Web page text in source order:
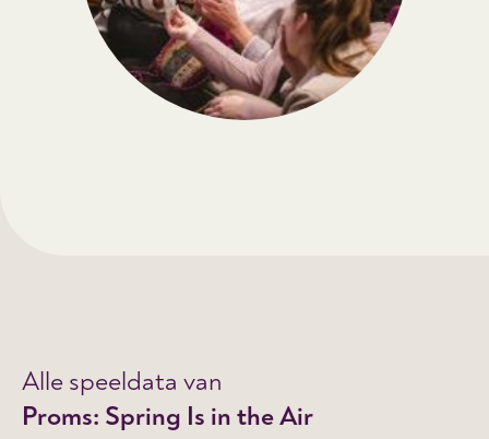
Alle speeldata van
Proms: Spring Is in the Air